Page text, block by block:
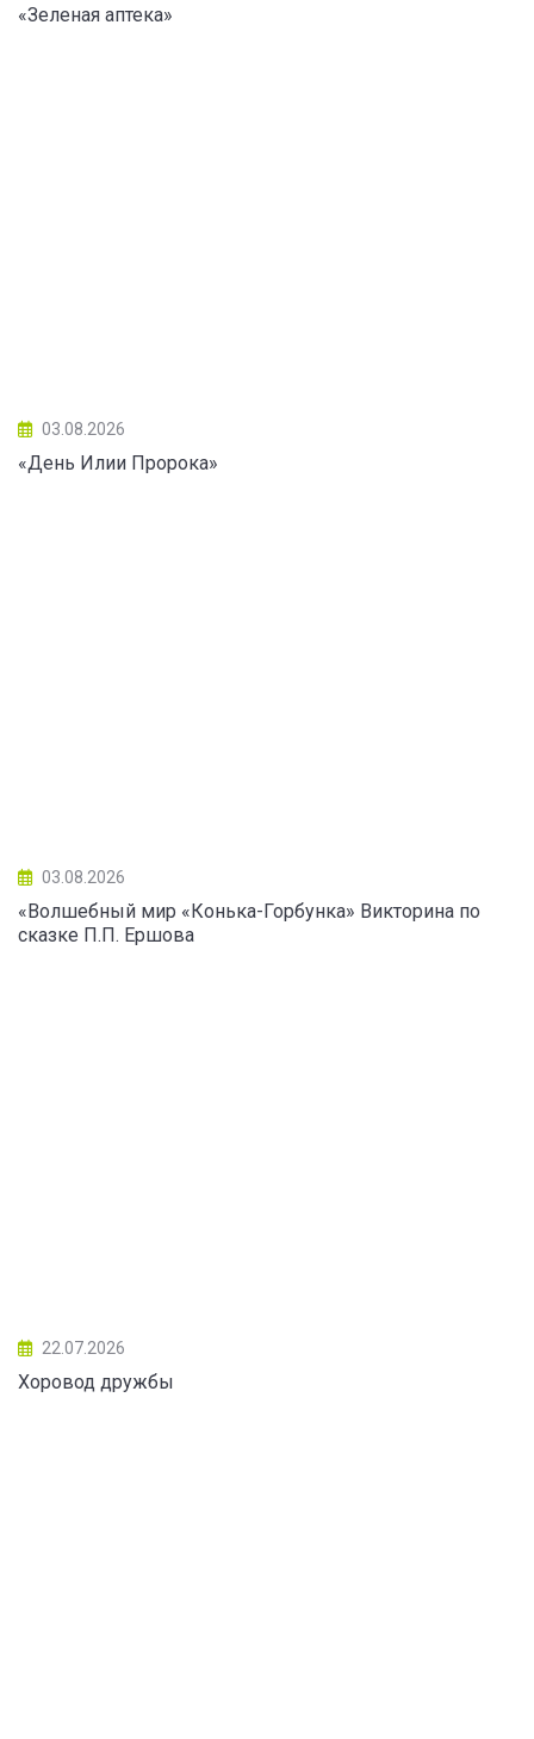
«Зеленая аптека»
03.08.2026
«День Илии Пророка»
03.08.2026
«Волшебный мир «Конька-Горбунка» Викторина по
сказке П.П. Ершова
22.07.2026
Хоровод дружбы